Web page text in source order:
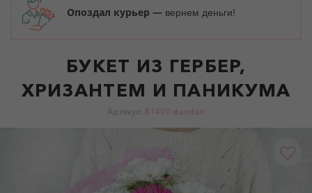
Опоздал курьер — вернем деньги!
БУКЕТ ИЗ ГЕРБЕР,
ХРИЗАНТЕМ И ПАНИКУМА
Артикул: B1490-standart